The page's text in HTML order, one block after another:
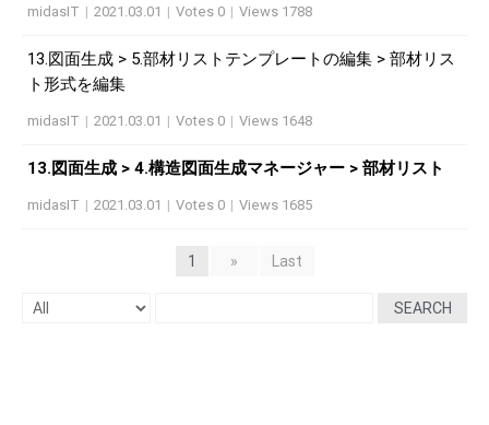
midasIT | 2021.03.01 | Votes 0 | Views 1788
13.図面生成 > 5.部材リストテンプレートの編集 > 部材リス
ト形式を編集
midasIT | 2021.03.01 | Votes 0 | Views 1648
13.図面生成 > 4.構造図面生成マネージャー > 部材リスト
midasIT | 2021.03.01 | Votes 0 | Views 1685
1 » Last
SEARCH